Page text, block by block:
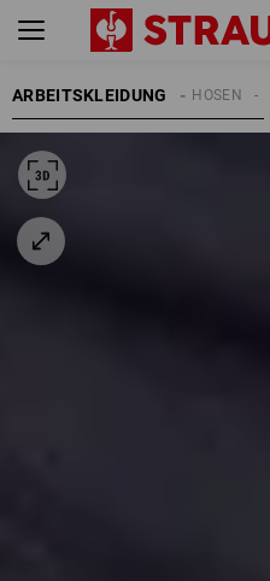
ARBEITSKLEIDUNGARBEITSHOSEN
HERREN